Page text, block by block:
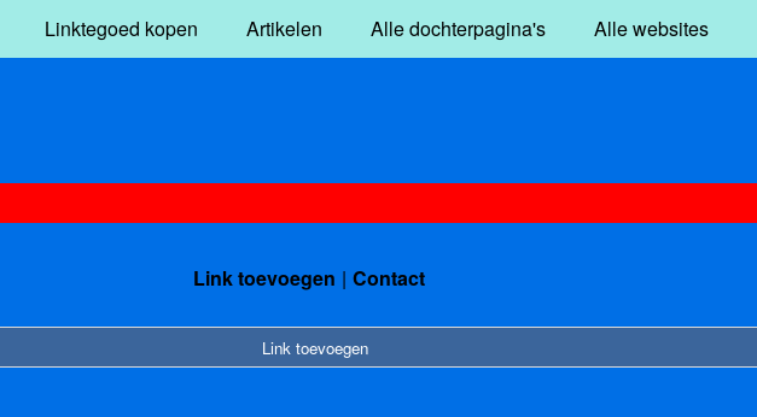
Linktegoed kopen Artikelen Alle dochterpagina's Alle websites
Link toevoegen Contact
Link toevoegen